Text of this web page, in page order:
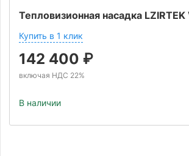
Тепловизионная насадка
Купить в 1 клик
142 400 ₽
включая НДС 22%
В наличии